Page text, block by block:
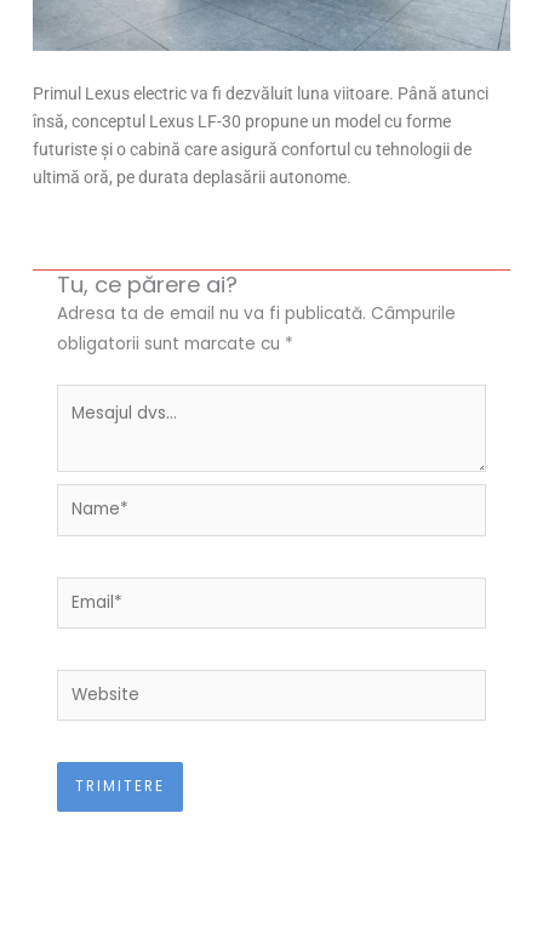
Primul Lexus electric va fi dezvăluit luna viitoare. Până atunci
însă, conceptul Lexus LF-30 propune un model cu forme
futuriste și o cabină care asigură confortul cu tehnologii de
ultimă oră, pe durata deplasării autonome.
Tu, ce părere ai?
Adresa ta de email nu va fi publicată. Câmpurile
obligatorii sunt marcate cu *
Name*
Email*
Website